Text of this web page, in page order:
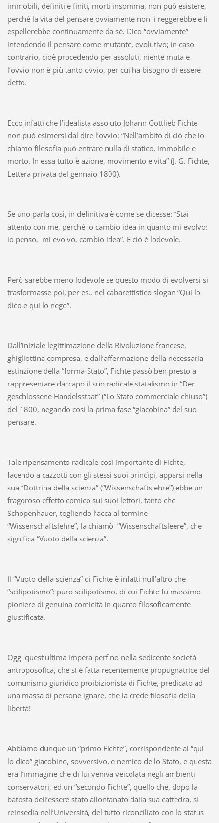
immobili, definiti e finiti, morti insomma, non può esistere,
perché la vita del pensare ovviamente non li reggerebbe e li
espellerebbe continuamente da sé. Dico “ovviamente”
intendendo il pensare come mutante, evolutivo; in caso
contrario, cioè procedendo per assoluti, niente muta e
l’ovvio non è più tanto ovvio, per cui ha bisogno di essere
detto.
Ecco infatti che l’idealista assoluto Johann Gottlieb Fichte
non può esimersi dal dire l’ovvio: “Nell’ambito di ciò che io
chiamo filosofia può entrare nulla di statico, immobile e
morto. In essa tutto è azione, movimento e vita” (J. G. Fichte,
Lettera privata del gennaio 1800).
Se uno parla così, in definitiva è come se dicesse: “Stai
attento con me, perché io cambio idea in quanto mi evolvo:
io penso, mi evolvo, cambio idea”. E ciò è lodevole.
Però sarebbe meno lodevole se questo modo di evolversi si
trasformasse poi, per es., nel cabarettistico slogan “Qui lo
dico e qui lo nego”.
Dall’iniziale legittimazione della Rivoluzione francese,
ghigliottina compresa, e dall’affermazione della necessaria
estinzione della “forma-Stato”, Fichte passò ben presto a
rappresentare daccapo il suo radicale statalismo in “Der
geschlossene Handelsstaat” (“Lo Stato commerciale chiuso”)
del 1800, negando così la prima fase “giacobina” del suo
pensare.
Tale ripensamento radicale così importante di Fichte,
facendo a cazzotti con gli stessi suoi princìpi, apparsi nella
sua “Dottrina della scienza” (“Wissenschaftslehre”) ebbe un
fragoroso effetto comico sui suoi lettori, tanto che
Schopenhauer, togliendo l’acca al termine
“Wissenschaftslehre”, la chiamò “Wissenschaftsleere”, che
significa “Vuoto della scienza”.
Il “Vuoto della scienza” di Fichte è infatti null’altro che
“scilipotismo”: puro scilipotismo, di cui Fichte fu massimo
pioniere di genuina comicità in quanto filosoficamente
giustificata.
Oggi quest’ultima impera perfino nella sedicente società
antroposofica, che si è fatta recentemente propugnatrice del
comunismo giuridico proibizionista di Fichte, predicato ad
una massa di persone ignare, che la crede filosofia della
libertà!
Abbiamo dunque un “primo Fichte”, corrispondente al “qui
lo dico” giacobino, sovversivo, e nemico dello Stato, e questa
era l’immagine che di lui veniva veicolata negli ambienti
conservatori, ed un “secondo Fichte”, quello che, dopo la
batosta dell’essere stato allontanato dalla sua cattedra, si
reinsedia nell’Università, del tutto riconciliato con lo status